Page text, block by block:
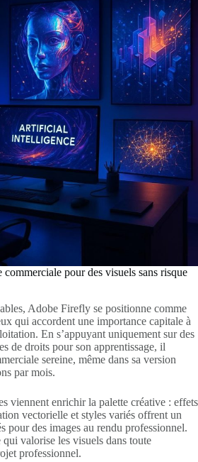
pour des visuels sans risque
Adobe Firefly se positionne comme
qui accordent une importance capitale à
En s’appuyant uniquement sur des
de droits pour son apprentissage, il
sereine, même dans sa version
par mois.
viennent enrichir la palette créative : effets
vectorielle et styles variés offrent un
pour des images au rendu professionnel.
valorise les visuels dans toute
professionnel.